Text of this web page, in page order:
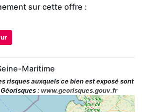
sur cette offre :
Maritime
risques auxquels ce bien est exposé sont
: www.georisques.gouv.fr